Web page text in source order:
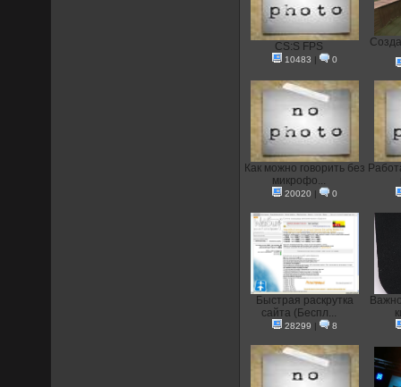
CS:S FPS
10483 | 0
Как можно говорить без
микрофо...
20020 | 0
Быстрая раскрутка
сайта (Беспл...
28299 | 8